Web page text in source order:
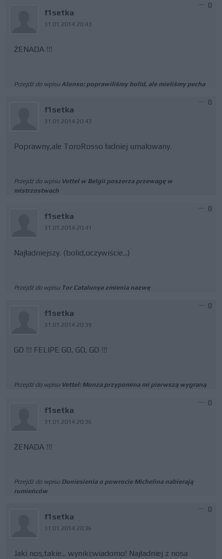
f1setka
31.01.2014 20:43
0
ŻENADA !!!
Przejdź do wpisuAlonso: poprawiliśmy bolid, ale mieliśmy pecha
f1setka
31.01.2014 20:43
0
Poprawny,ale ToroRosso ładniej umalowany.
Przejdź do wpisu Vettel w Belgii poszerza przewagę w
mistrzostwach
f1setka
31.01.2014 20:41
0
Najładniejszy. (bolid,oczywiście...)
Przejdź do wpisu Tor Catalunya zmienia nazwę
f1setka
31.01.2014 20:39
0
GO !!! FELIPE GO, GO, GO !!!
Przejdź do wpisu Vettel: Monza przypomina mi pierwszą wygraną
f1setka
31.01.2014 20:36
0
ŻENADA !!!
Przejdź do wpisu Doniesienia o powrocie Michelina nabierają
rumieńców
f1setka
31.01.2014 20:36
0
Jaki nos,takie... wyniki;wiadomo! Najładniej z nosa